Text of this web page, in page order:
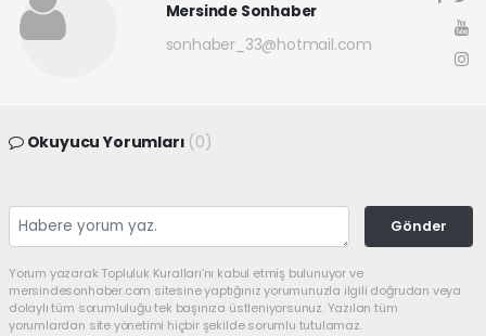
Mersinde Sonhaber
sonhaber_33@hotmail.com
Okuyucu Yorumları (0)
Gönder
Yorum yazarak Topluluk Kuralları’nı kabul etmiş bulunuyor ve
mersindesonhaber.com sitesine yaptığınız yorumunuzla ilgili doğrudan veya
dolaylı tüm sorumluluğu tek başınıza üstleniyorsunuz. Yazılan tüm
yorumlardan site yönetimi hiçbir şekilde sorumlu tutulamaz.